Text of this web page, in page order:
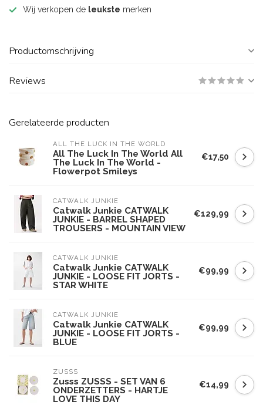
Wij verkopen de leukste merken
Productomschrijving
Reviews
Gerelateerde producten
ALL THE LUCK IN THE WORLD
All The Luck In The World All
The Luck In The World -
Flowerpot Smileys
€17,50
CATWALK JUNKIE
Catwalk Junkie CATWALK
JUNKIE - BARREL SHAPED
TROUSERS - MOUNTAIN VIEW
€129,99
CATWALK JUNKIE
Catwalk Junkie CATWALK
JUNKIE - LOOSE FIT JORTS -
STAR WHITE
€99,99
CATWALK JUNKIE
Catwalk Junkie CATWALK
JUNKIE - LOOSE FIT JORTS -
BLUE
€99,99
ZUSSS
Zusss ZUSSS - SET VAN 6
ONDERZETTERS - HARTJE
LOVE THIS DAY
€14,99